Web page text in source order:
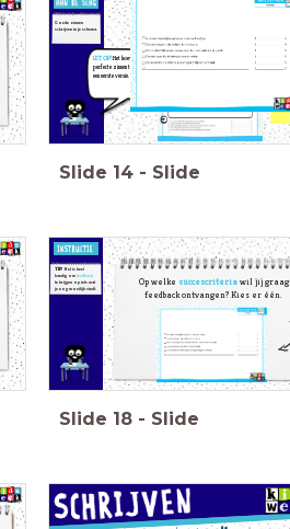
Goede zinnen
schrijven in je schema.
LET OP!Het hoeven nog geen
perfecte zinnen te zijn. Het is
een eerste versie.
Hier komen jouw zinnen te staan.
Slide 14 - Slide
Op welke succescriteria wil jij graag
feedback ontvangen? Kies er één.
TIP! Het is heel
handig om feedback
te krijgen op iets wat
je nog moeilijk vindt.
Slide 18 - Slide